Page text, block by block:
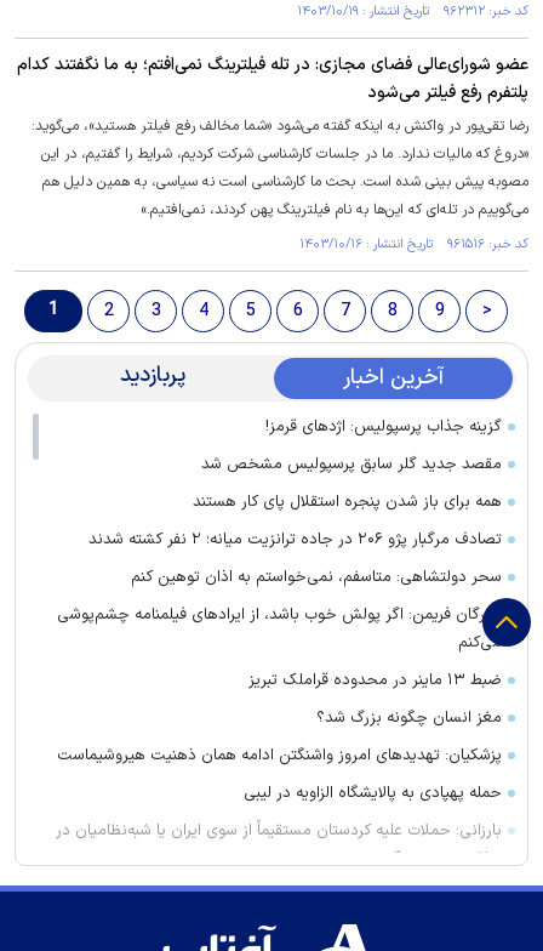
کد خبر: ۹۶۲۳۱۲ تاریخ انتشار : ۱۴۰۳/۱۰/۱۹
عضو شورای‌عالی فضای مجازی: در تله فیلترینگ نمی‌افتم؛ به ما نگفتند کدام
پلتفرم رفع فیلتر می‌شود
رضا تقی‌پور در واکنش به اینکه گفته می‌شود «شما مخالف رفع فیلتر هستید»، می‌گوید:
«دروغ که مالیات ندارد. ما در جلسات کارشناسی شرکت کردیم، شرایط را گفتیم، در این
مصوبه پیش بینی شده است. بحث ما کارشناسی است نه سیاسی، به همین دلیل هم
می‌گوییم در تله‌ای که این‌ها به نام فیلترینگ پهن کردند، نمی‌افتیم.»
کد خبر: ۹۶۱۵۱۶ تاریخ انتشار : ۱۴۰۳/۱۰/۱۶
1 2 3 4 5 6 7 8 9 >
آخرین اخبار پربازدید
گزینه جذاب پرسپولیس: اژد‌های قرمز!
مقصد جدید گلر سابق پرسپولیس مشخص شد
همه برای باز شدن پنجره استقلال پای کار هستند
تصادف مرگبار پژو ۲۰۶ در جاده ترانزیت میانه؛ ۲ نفر کشته شدند
سحر دولتشاهی: متاسفم، نمی‌خواستم به اذان توهین کنم
مورگان فریمن: اگر پولش خوب باشد، از ایراد‌های فیلمنامه چشم‌پوشی
می‌کنم
ضبط ۱۳ ماینر در محدوده قراملک تبریز
مغز انسان چگونه بزرگ شد؟
پزشکیان: تهدید‌های امروز واشنگتن ادامه همان ذهنیت هیروشیماست
حمله پهپادی به پالایشگاه الزاویه در لیبی
بارزانی: حملات علیه کردستان مستقیماً از سوی ایران یا شبه‌نظامیان در
عراق صورت می‌گیرد
آخرین وضعیت پرونده کلثوم اکبری
فعالیت مافیای اقتصادی در کشور/ نفوذ جریانات مخرب در اقتصاد